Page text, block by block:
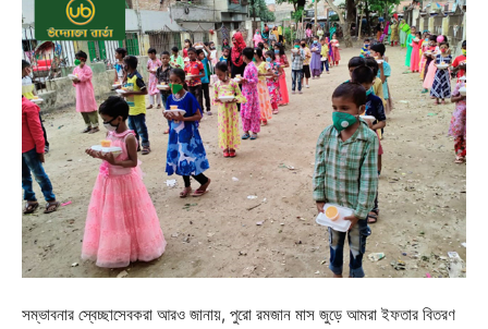
সম্ভাবনার স্বেচ্ছাসেবকরা আরও জানায়, পুরো রমজান মাস জুড়ে আমরা ইফতার বিতরণ